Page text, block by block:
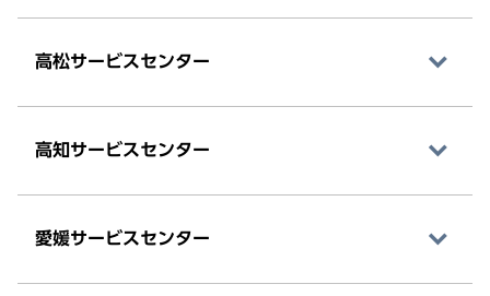
高松サービスセンター
高知サービスセンター
愛媛サービスセンター